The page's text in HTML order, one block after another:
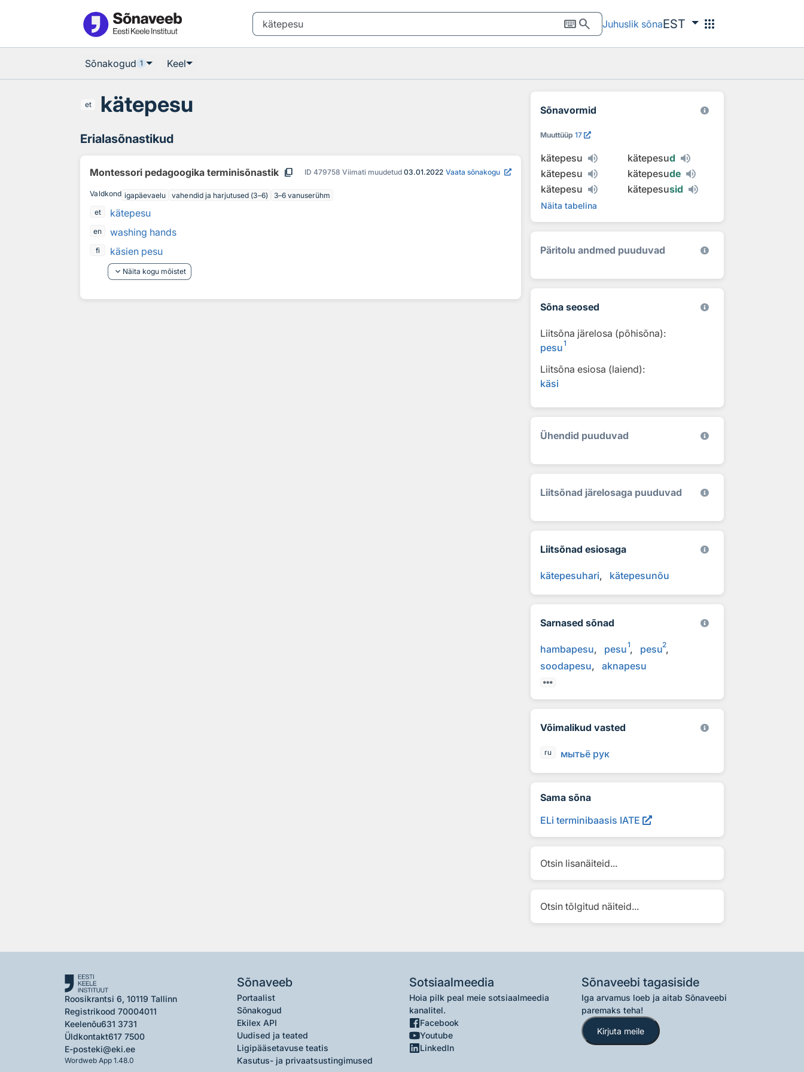
keyboardsearch Juhuslik sõnaEST apps
Sõnakogud 1 Keel
et kätepesu
Erialasõnastikud
Montessori pedagoogika terminisõnastik content_copy ID 479758 Viimati muudetud 03.01.2022 Vaata sõnakogu
Valdkond igapäevaelu vahendid ja harjutused (3–6)
3–6 vanuserühm
et
kätepesu
en washing hands
fi
käsien pesu
keyboard_arrow_down Näita kogu mõistet
Sõnavormid
Muuttüüp 17
kätepesu kätepesud
kätepesu
kätepesude
kätepesu
kätepesusid
Näita tabelina
Päritolu andmed puuduvad
Sõna seosed
Liitsõna järelosa (põhisõna):
pesu1
Liitsõna esiosa (laiend):
käsi
Ühendid puuduvad
Liitsõnad järelosaga puuduvad
Liitsõnad esiosaga
kätepesuhari kätepesunõu
Sarnased sõnad
hambapesu pesu1 pesu2
soodapesu aknapesu
Võimalikud vasted
ru мытьё рук
Sama sõna
ELi terminibaasis IATE
Otsin lisanäiteid...
Otsin tõlgitud näiteid...
Roosikrantsi 6, 10119 Tallinn
Registrikood 70004011
Keelenõu631 3731
Üldkontakt617 7500
E-posteki@eki.ee
Wordweb App 1.48.0
Sõnaveeb
Portaalist
Sõnakogud
Ekilex API
Uudised ja teated
Ligipääsetavuse teatis
Kasutus- ja privaatsustingimused
Sotsiaalmeedia
Hoia pilk peal meie sotsiaalmeedia
kanalitel.
Facebook
Youtube
LinkedIn
Sõnaveebi tagasiside
Iga arvamus loeb ja aitab Sõnaveebi
paremaks teha!
Kirjuta meile